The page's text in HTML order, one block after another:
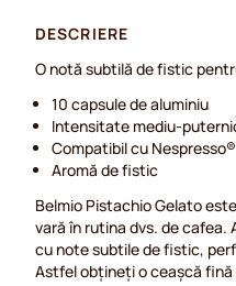
DESCRIERE
O notă subtilă de fistic
10 capsule de aluminiu
Intensitate mediu-
Compatibil cu Nespresso®
Aromă de fistic
Belmio Pistachio Gelato
vară în rutina dvs. de
cu note subtile de fistic,
Astfel obțineți o ceașcă fină